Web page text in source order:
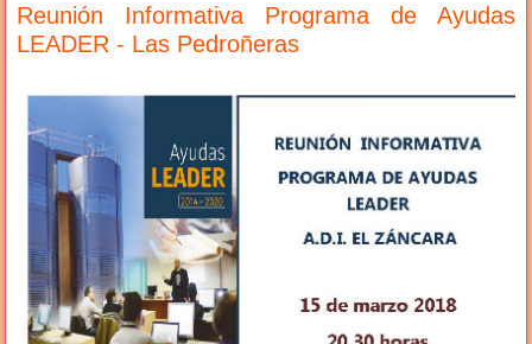
Reunión Informativa Programa de Ayudas
LEADER - Las Pedroñeras